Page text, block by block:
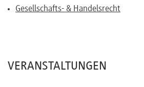
Gesellschafts- & Handelsrecht
VERANSTALTUNGEN